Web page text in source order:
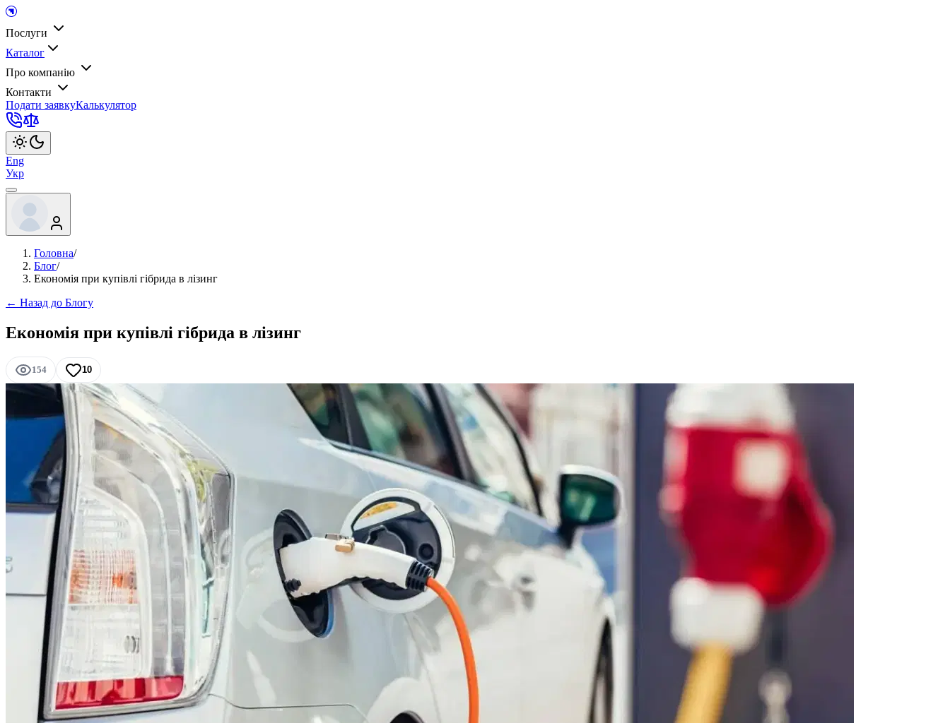
Послуги
Каталог
Про компанію
Контакти
Подати заявкуКалькулятор
Eng
Укр
Головна/
Блог/
Економія при купівлі гібрида в лізинг
← Назад до Блогу
Економія при купівлі гібрида в лізинг
154 10